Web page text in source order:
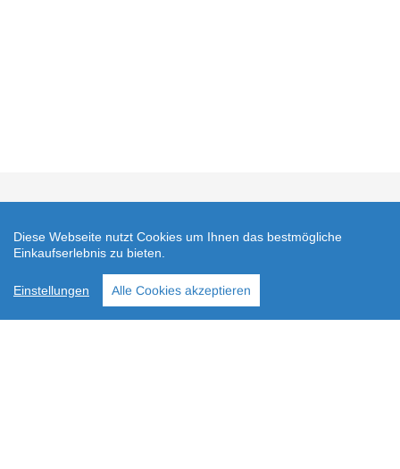
Impressum
Versand Über uns FAQ
Diese Webseite nutzt Cookies um Ihnen das bestmögliche
Einkaufserlebnis zu bieten.
Einstellungen Alle Cookies akzeptieren